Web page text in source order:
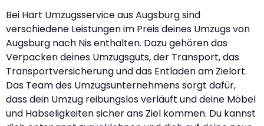
Bei Hart Umzugsservice aus Augsburg sind
verschiedene Leistungen im Preis deines Umzugs von
Augsburg nach Nis enthalten. Dazu gehören das
Verpacken deines Umzugsguts, der Transport, das
Transportversicherung und das Entladen am Zielort.
Das Team des Umzugsunternehmens sorgt dafür,
dass dein Umzug reibungslos verläuft und deine Möbel
und Habseligkeiten sicher ans Ziel kommen. Du kannst